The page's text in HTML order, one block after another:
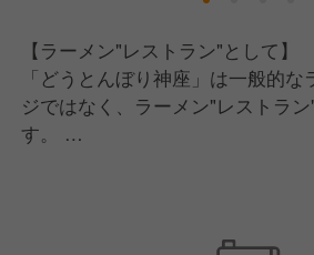
対しては従業員一人一人に決裁権
これは「明るく楽しい社会づくり
企業理念のもと、お客様第一の方
があるからです。
お客様の笑顔の為に、共に成長し
【ラーメン"レストラン"として】
「どうとんぼり神座」は一般的
ジではなく、ラーメン"レストラ
す。
ライバルはラーメン屋さんや飲食